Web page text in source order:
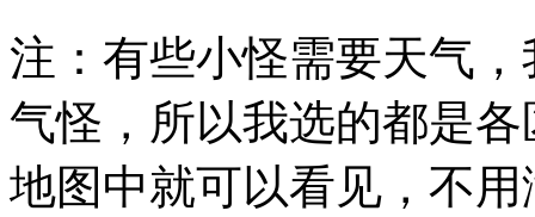
注：有些小怪需要天气
气怪，所以我选的都是
地图中就可以看见，不